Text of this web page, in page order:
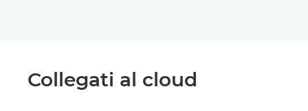
Collegati al cloud